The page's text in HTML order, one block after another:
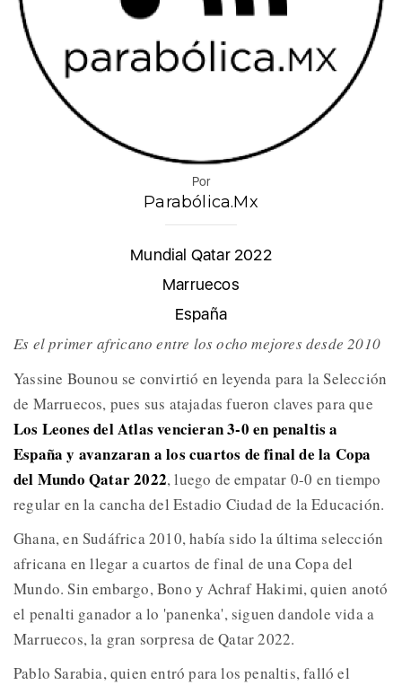
Por
Parabólica.Mx
Mundial Qatar 2022
Marruecos
España
Es el primer africano entre los ocho mejores desde 2010
Yassine Bounou se convirtió en leyenda para la Selección
de Marruecos, pues sus atajadas fueron claves para que
Los Leones del Atlas vencieran 3-0 en penaltis a
España y avanzaran a los cuartos de final de la Copa
del Mundo Qatar 2022, luego de empatar 0-0 en tiempo
regular en la cancha del Estadio Ciudad de la Educación.
Ghana, en Sudáfrica 2010, había sido la última selección
africana en llegar a cuartos de final de una Copa del
Mundo. Sin embargo, Bono y Achraf Hakimi, quien anotó
el penalti ganador a lo 'panenka', siguen dandole vida a
Marruecos, la gran sorpresa de Qatar 2022.
Pablo Sarabia, quien entró para los penaltis, falló el